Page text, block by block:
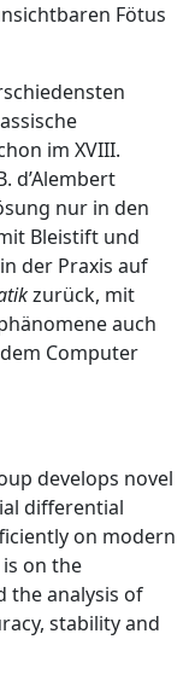
Fötus
im XVIII.
d’Alembert
nur in den
Bleistift und
der Praxis auf
zurück, mit
auch
Computer
develops novel
differential
on modern
on the
the analysis of
stability and